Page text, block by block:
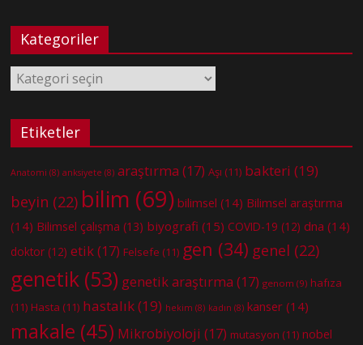
Kategoriler
Kategoriler
Etiketler
Anatomi (8) anksiyete (8) araştırma (17) Aşı (11) bakteri (19)
beyin (22) bilim (69) bilimsel (14) Bilimsel araştırma
(14) Bilimsel çalışma (13) biyografi (15) COVID-19 (12) dna (14)
doktor (12) etik(17) Felsefe (11) gen (34) genel (22)
genetik (53) genetik araştırma (17) genom (9) hafıza
(11) Hasta (11) hastalık(19) hekim (8) kadın (8) kanser (14)
makale (45) Mikrobiyoloji (17) mutasyon (11) nobel